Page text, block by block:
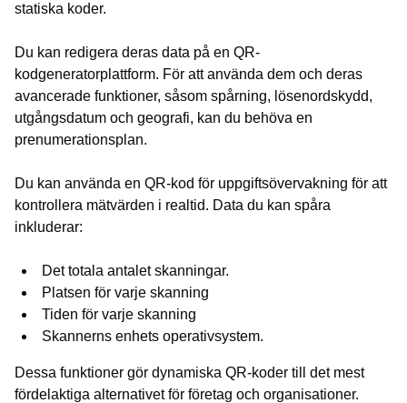
statiska koder.
Du kan redigera deras data på en QR-
kodgeneratorplattform. För att använda dem och deras
avancerade funktioner, såsom spårning, lösenordskydd,
utgångsdatum och geografi, kan du behöva en
prenumerationsplan.
Du kan använda en QR-kod för uppgiftsövervakning för att
kontrollera mätvärden i realtid. Data du kan spåra
inkluderar:
Det totala antalet skanningar.
Platsen för varje skanning
Tiden för varje skanning
Skannerns enhets operativsystem.
Dessa funktioner gör dynamiska QR-koder till det mest
fördelaktiga alternativet för företag och organisationer.